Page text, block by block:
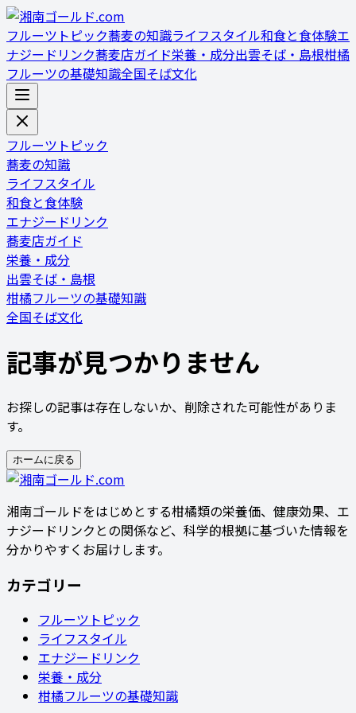
フルーツトピック蕎麦の知識ライフスタイル和食と食体験エ
ナジードリンク蕎麦店ガイド栄養・成分出雲そば・島根柑橘
フルーツの基礎知識全国そば文化
フルーツトピック
蕎麦の知識
ライフスタイル
和食と食体験
エナジードリンク
蕎麦店ガイド
栄養・成分
出雲そば・島根
柑橘フルーツの基礎知識
全国そば文化
記事が見つかりません
お探しの記事は存在しないか、削除された可能性がありま
す。
ホームに戻る
湘南ゴールドをはじめとする柑橘類の栄養価、健康効果、エ
ナジードリンクとの関係など、科学的根拠に基づいた情報を
分かりやすくお届けします。
カテゴリー
フルーツトピック
ライフスタイル
エナジードリンク
栄養・成分
柑橘フルーツの基礎知識